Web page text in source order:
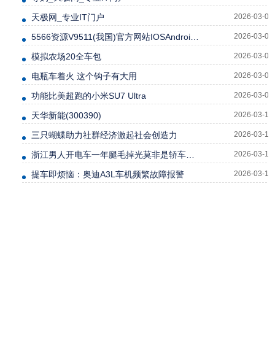
天极网_专业IT门户 2026-03-04
5566资源V9511(我国)官方网站IOSAndroid通用版 2026-03-05
模拟农场20全车包 2026-03-06
电瓶车着火 这个钩子有大用 2026-03-06
功能比美超跑的小米SU7 Ultra 2026-03-08
天华新能(300390) 2026-03-10
三只蝴蝶助力社群经济激起社会创造力 2026-03-10
浙江男人开电车一年腿毛掉光莫非是轿车的新功能吗？ 2026-03-10
提车即烦恼：奥迪A3L车机频繁故障报警 2026-03-12